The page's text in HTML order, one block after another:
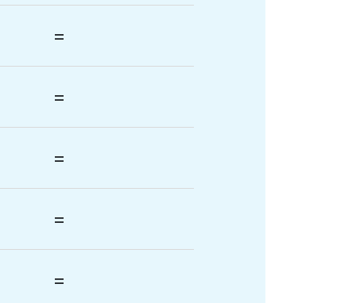
=
=
=
=
=